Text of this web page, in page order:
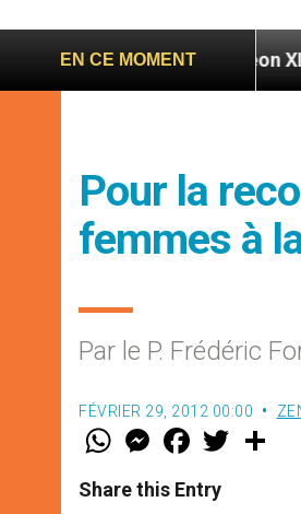
EN CE MOMENT
Léon XIV en France
Pour la
femmes à
Par le P. Frédéric
FÉVRIER 29, 2012 00:00
W
t
s
M
e
s
e
F
a
e
b
w
Share this Entry